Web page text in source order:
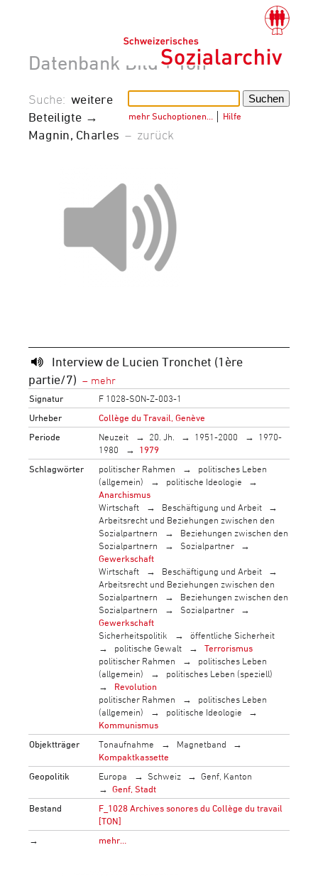
Datenbank Bild + Ton
mehr Suchoptionen… Hilfe
Suche: weitere
Beteiligte →
Magnin, Charles – zurück
Interview de Lucien Tronchet (1ère
partie/7)
Signatur
F 1028-SON-Z-003-1
Urheber
Collège du Travail, Genève
Periode
Neuzeit 20. Jh. 1951-2000
1970-
1980
1979
Schlagwörter
politischer Rahmen
politisches Leben
(allgemein)
politische Ideologie
Anarchismus
Wirtschaft
Beschäftigung und Arbeit
Arbeitsrecht und Beziehungen zwischen den
Sozialpartnern
Beziehungen zwischen den
Sozialpartnern
Sozialpartner
Gewerkschaft
Wirtschaft
Beschäftigung und Arbeit
Arbeitsrecht und Beziehungen zwischen den
Sozialpartnern
Beziehungen zwischen den
Sozialpartnern
Sozialpartner
Gewerkschaft
Sicherheitspolitik
öffentliche Sicherheit
politische Gewalt
Terrorismus
politischer Rahmen
politisches Leben
(allgemein)
politisches Leben (speziell)
Revolution
politischer Rahmen
politisches Leben
(allgemein)
politische Ideologie
Kommunismus
Objektträger
Tonaufnahme
Magnetband
Kompaktkassette
Geopolitik
Europa Schweiz
Genf, Kanton
Genf, Stadt
Bestand
F_1028 Archives sonores du Collège du travail
[TON]
→
mehr…